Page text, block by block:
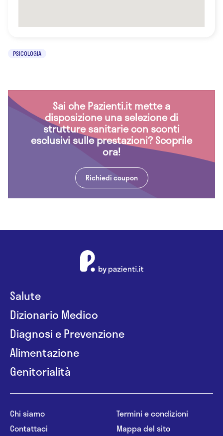
PSICOLOGIA
Sai che Pazienti.it mette a
disposizione una selezione di
strutture sanitarie con sconti
esclusivi sulle prestazioni? Scoprile
ora!
Richiedi coupon
Salute
Dizionario Medico
Diagnosi e Prevenzione
Alimentazione
Genitorialità
Chi siamo
Contattaci
Termini e condizioni
Mappa del sito